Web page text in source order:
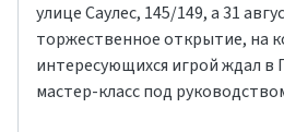
улице Саулес, 145/149, а 31
торжественное открытие, на
интересующихся игрой ждал в
мастер-класс под